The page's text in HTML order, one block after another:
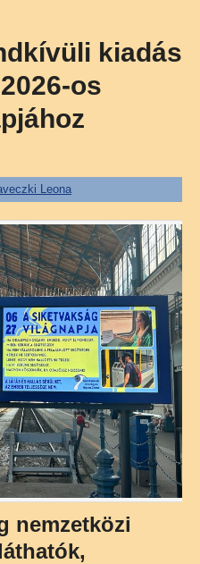
kiadás
os
Leona
nemzetközi